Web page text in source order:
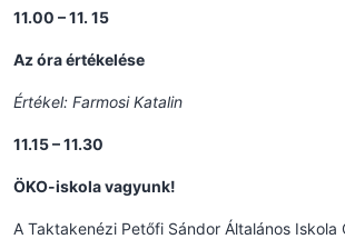
11.00 – 11. 15
Az óra értékelése
Értékel: Farmosi Katalin
11.15 – 11.30
ÖKO-iskola vagyunk!
A Taktakenézi Petőfi Sándor Általános Iskola